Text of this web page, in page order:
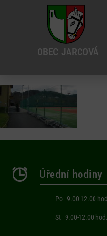
OBEC JARCOVÁ
Úřední hodiny
Po 9.00-12.00
St 9.00-12.00